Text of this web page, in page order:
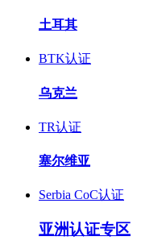
土耳其
BTK认证
乌克兰
TR认证
塞尔维亚
Serbia CoC认证
亚洲认证专区